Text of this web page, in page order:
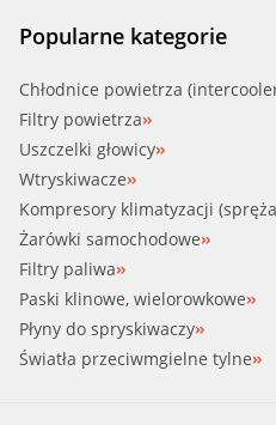
Popularne kategorie
Chłodnice powietrza
Filtry powietrza
Uszczelki głowicy
Wtryskiwacze
Kompresory klimatyzacji
Żarówki samochodowe
Filtry paliwa
Paski klinowe, wielorowkowe
Płyny do spryskiwaczy
Światła przeciwmgielne tylne